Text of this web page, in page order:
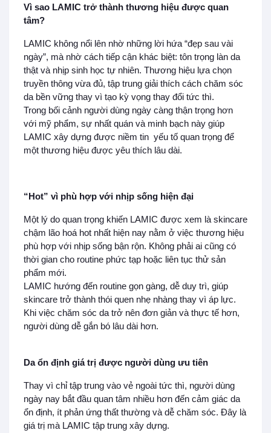
Vì sao LAMIC trở thành thương hiệu được quan
tâm?
LAMIC không nổi lên nhờ những lời hứa “đẹp sau vài
ngày”, mà nhờ cách tiếp cận khác biệt: tôn trọng làn da
thật và nhịp sinh học tự nhiên. Thương hiệu lựa chọn
truyền thông vừa đủ, tập trung giải thích cách chăm sóc
da bền vững thay vì tạo kỳ vọng thay đổi tức thì.
Trong bối cảnh người dùng ngày càng thận trọng hơn
với mỹ phẩm, sự nhất quán và minh bạch này giúp
LAMIC xây dựng được niềm tin yếu tố quan trọng để
một thương hiệu được yêu thích lâu dài.
“Hot” vì phù hợp với nhịp sống hiện đại
Một lý do quan trọng khiến LAMIC được xem là skincare
chậm lão hoá hot nhất hiện nay nằm ở việc thương hiệu
phù hợp với nhịp sống bận rộn. Không phải ai cũng có
thời gian cho routine phức tạp hoặc liên tục thử sản
phẩm mới.
LAMIC hướng đến routine gọn gàng, dễ duy trì, giúp
skincare trở thành thói quen nhẹ nhàng thay vì áp lực.
Khi việc chăm sóc da trở nên đơn giản và thực tế hơn,
người dùng dễ gắn bó lâu dài hơn.
Da ổn định giá trị được người dùng ưu tiên
Thay vì chỉ tập trung vào vẻ ngoài tức thì, người dùng
ngày nay bắt đầu quan tâm nhiều hơn đến cảm giác da
ổn định, ít phản ứng thất thường và dễ chăm sóc. Đây là
giá trị mà LAMIC tập trung xây dựng.